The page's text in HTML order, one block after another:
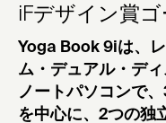
iFデザイン賞
Yoga Book 9iは、
ム・デュアル・デ
ノートパソコンで
を中心に、2つの独